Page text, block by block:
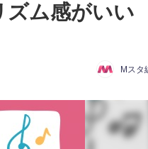
ズム感がいい
Mスタ